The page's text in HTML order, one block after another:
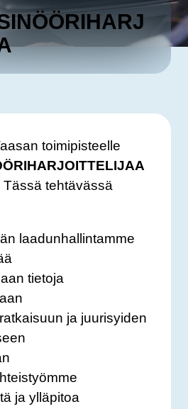
toimipisteelle
Tässä tehtävässä
laadunhallintamme
tietoja
ja juurisyiden
ja ylläpitoa